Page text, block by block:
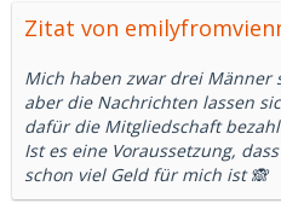
Zitat von
Mich haben zwar drei Männer
aber die Nachrichten lassen
dafür die Mitgliedschaft
Ist es eine Voraussetzung,
schon viel Geld für mich ist 🙈